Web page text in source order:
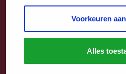
Voorkeuren
Alles